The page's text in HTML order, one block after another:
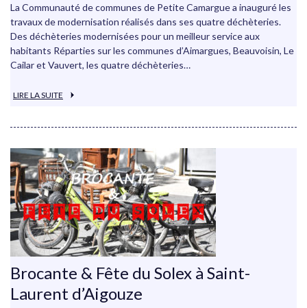
La Communauté de communes de Petite Camargue a inauguré les
travaux de modernisation réalisés dans ses quatre déchèteries.
Des déchèteries modernisées pour un meilleur service aux
habitants Réparties sur les communes d’Aimargues, Beauvoisin, Le
Cailar et Vauvert, les quatre déchèteries…
LIRE LA SUITE
Brocante & Fête du Solex à Saint-
Laurent d’Aigouze